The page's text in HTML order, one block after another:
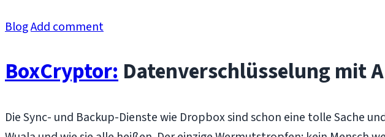
BlogAdd comment
BoxCryptor: Datenverschlüsselung mit
Die Sync- und Backup-Dienste wie Dropbox sind schon eine tolle Sache